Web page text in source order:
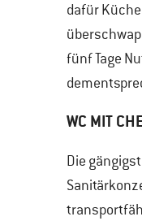
dafür
fünf Tage
WC MIT
Die